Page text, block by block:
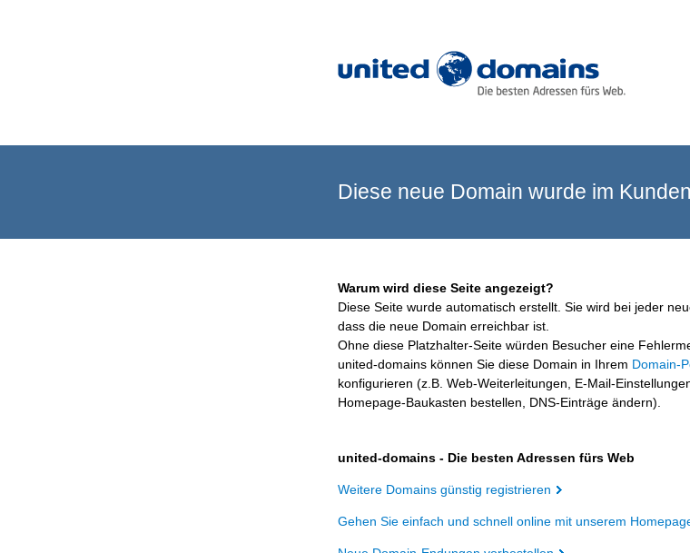
Diese neue Domain wurde im
Warum wird diese Seite angezeigt?
Diese Seite wurde automatisch erstellt. Sie wird bei jeder
dass die neue Domain erreichbar ist.
Ohne diese Platzhalter-Seite würden Besucher eine
united-domains können Sie diese Domain in Ihrem Domain-
konfigurieren (z.B. Web-Weiterleitungen, E-Mail-
Homepage-Baukasten bestellen, DNS-Einträge ändern).
united-domains - Die besten Adressen fürs Web
Weitere Domains günstig registrieren
Gehen Sie einfach und schnell online mit unserem